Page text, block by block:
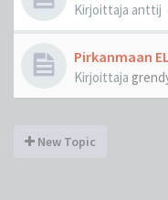
Kirjoittaja anttij
Pirkanmaan
Kirjoittaja
New Topic